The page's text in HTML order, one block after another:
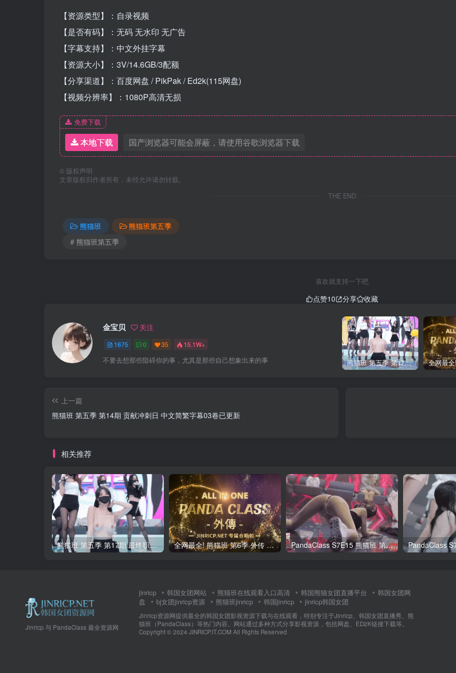
【资源类型】：自录视频
【是否有码】：无码 无水印 无广告
【字幕支持】：中文外挂字幕
【资源大小】：3V/14.6GB/3配额
【分享渠道】：百度网盘 / PikPak / Ed2k(115网盘)
【视频分辨率】：1080P高清无损
免费下载
本地下载 国产浏览器可能会屏蔽，请使用谷歌浏览器下载
© 版权声明
文章版权归作者所有，未经允许请勿转载。
THE END
熊猫班
熊猫班第五季
# 熊猫班第五季
喜欢就支持一下吧
点赞10 分享 收藏
金宝贝 关注
1675 0 35 15.1W+
不要去想那些阻碍你的事，尤其是那些自己想象出来的事 熊猫班 第五季 第17期 最终职级赛&完结
上一篇
熊猫班 第五季 第14期 贡献冲刺日 中文简繁字幕03卷已更新
相关推荐
熊猫班 第五季 第17期 最终职级赛&完结 全网最全! 熊猫班 第6季 外传 SpinOff 全集 All in one 合集版 中英韩简繁字幕外挂版 PandaClass S7E15 熊猫班 第7季 第15期 俄罗斯轮盘 中英韩简繁字幕
Jinricp 与 PandaClass 最全资源网
jinricp 韩国女团网站 熊猫班在线观看入口高清 韩国熊猫女团直播平台
韩国女团网
盘
bj女团jinricp资源 熊猫班jinricp 韩国jinricp jinricp韩国女团
Jinricp资源网提供最全的韩国女团影视资源下载与在线观看，特别专注于Jinricp、韩国女团直播秀、熊
猫班（PandaClass）等热门内容。网站通过多种方式分享影视资源，包括网盘、ED2K链接下载等。
Copyright © 2024 JINRICP.IT.COM All Rights Reserved